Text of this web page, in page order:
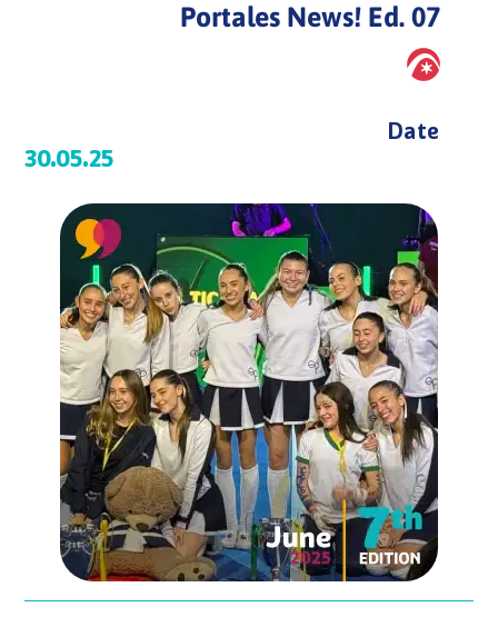
Portales News! Ed. 07
Date
30.05.25